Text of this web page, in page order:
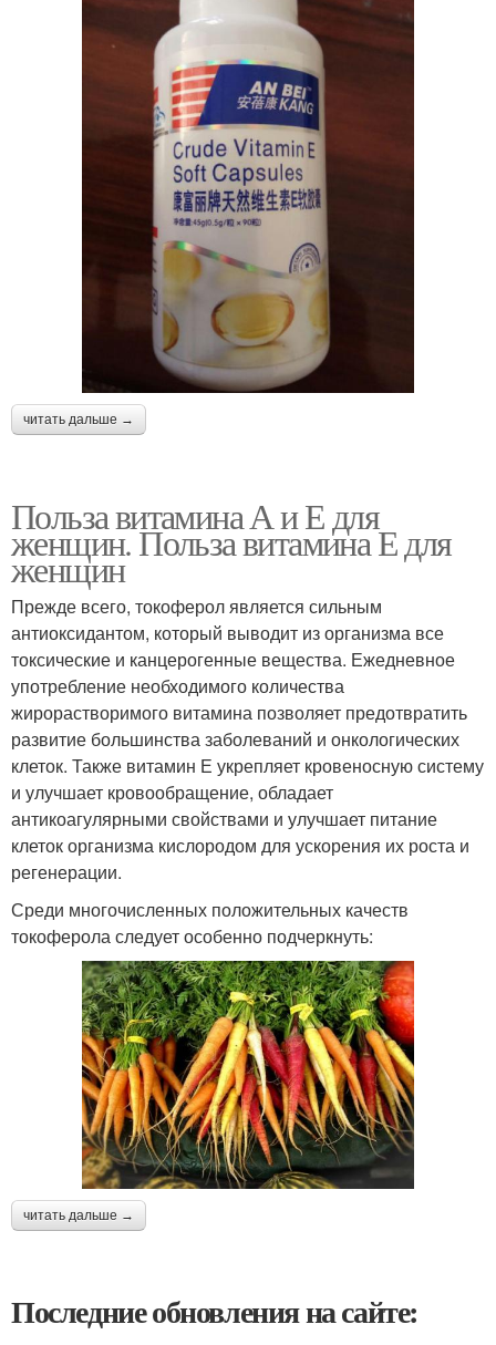
читать дальше →
Польза витамина А и Е для
женщин. Польза витамина Е для
женщин
Прежде всего, токоферол является сильным
антиоксидантом, который выводит из организма все
токсические и канцерогенные вещества. Ежедневное
употребление необходимого количества
жирорастворимого витамина позволяет предотвратить
развитие большинства заболеваний и онкологических
клеток. Также витамин Е укрепляет кровеносную систему
и улучшает кровообращение, обладает
антикоагулярными свойствами и улучшает питание
клеток организма кислородом для ускорения их роста и
регенерации.
Среди многочисленных положительных качеств
токоферола следует особенно подчеркнуть:
читать дальше →
Последние обновления на сайте: